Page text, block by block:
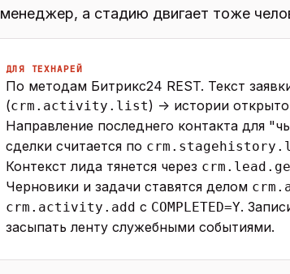
менеджер, а стадию двигает тоже
ДЛЯ ТЕХНАРЕЙ
По методам Битрикс24 REST. Текст
(crm.activity.list) -> истории
Направление последнего контакта для
сделки считается по
Контекст лида тянется через
Черновики и задачи ставятся делом
crm.activity.add с COMPLETED=Y.
засыпать ленту служебными событиями.